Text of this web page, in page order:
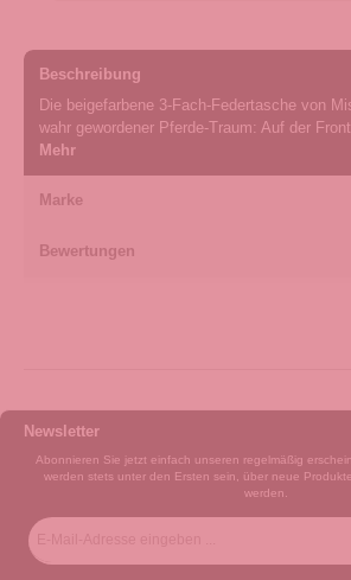
Beschreibung
Die beigefarbene 3-Fach-Federtasche von
wahr gewordener Pferde-Traum: Auf der
Mehr
Marke
Bewertungen
Newsletter
Abonnieren Sie jetzt einfach unseren regelmäßig
werden stets unter den Ersten sein, über neue
werden.